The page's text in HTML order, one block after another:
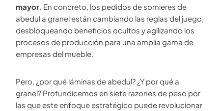
mayor. En concreto, los pedidos de somieres de
abedul a granel están cambiando las reglas del juego,
desbloqueando beneficios ocultos y agilizando los
procesos de producción para una amplia gama de
empresas del mueble.
Pero, ¿por qué láminas de abedul? ¿Y por qué a
granel? Profundicemos en siete razones de peso por
las que este enfoque estratégico puede revolucionar